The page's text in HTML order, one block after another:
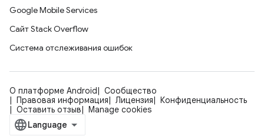
Google Mobile Services
Сайт Stack Overflow
Система отслеживания ошибок
О платформе Android
Сообщество
Правовая информация
Лицензия
Конфиденциальность
Оставить отзыв
Manage cookies